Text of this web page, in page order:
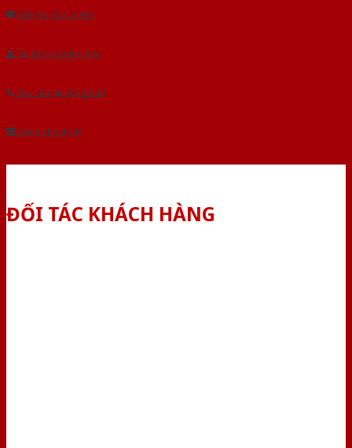
Gửi yêu cầu tư vấn
Tải báo giá tổng hợp
Yêu cầu gọi lại (3 phút)
Dành cho đại lý
ĐỐI TÁC KHÁCH HÀNG